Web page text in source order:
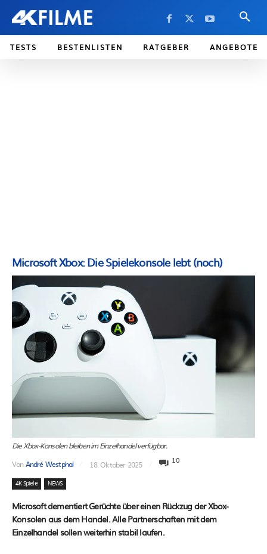
TESTS BESTENLISTEN RATGEBER ANGEBOTE
Microsoft Xbox: Die Spielekonsole lebt (noch)
Die Xbox-Konsolen bleiben im Einzelhandel verfügbar.
VonAndré Westphal 18. Oktober 2025 10
4K Spiele NEWS
Microsoft dementiert Gerüchte über einen Rückzug der Xbox-
Konsolen aus dem Handel. Alle Partnerschaften mit dem
Einzelhandel sollen weiterhin stabil laufen.